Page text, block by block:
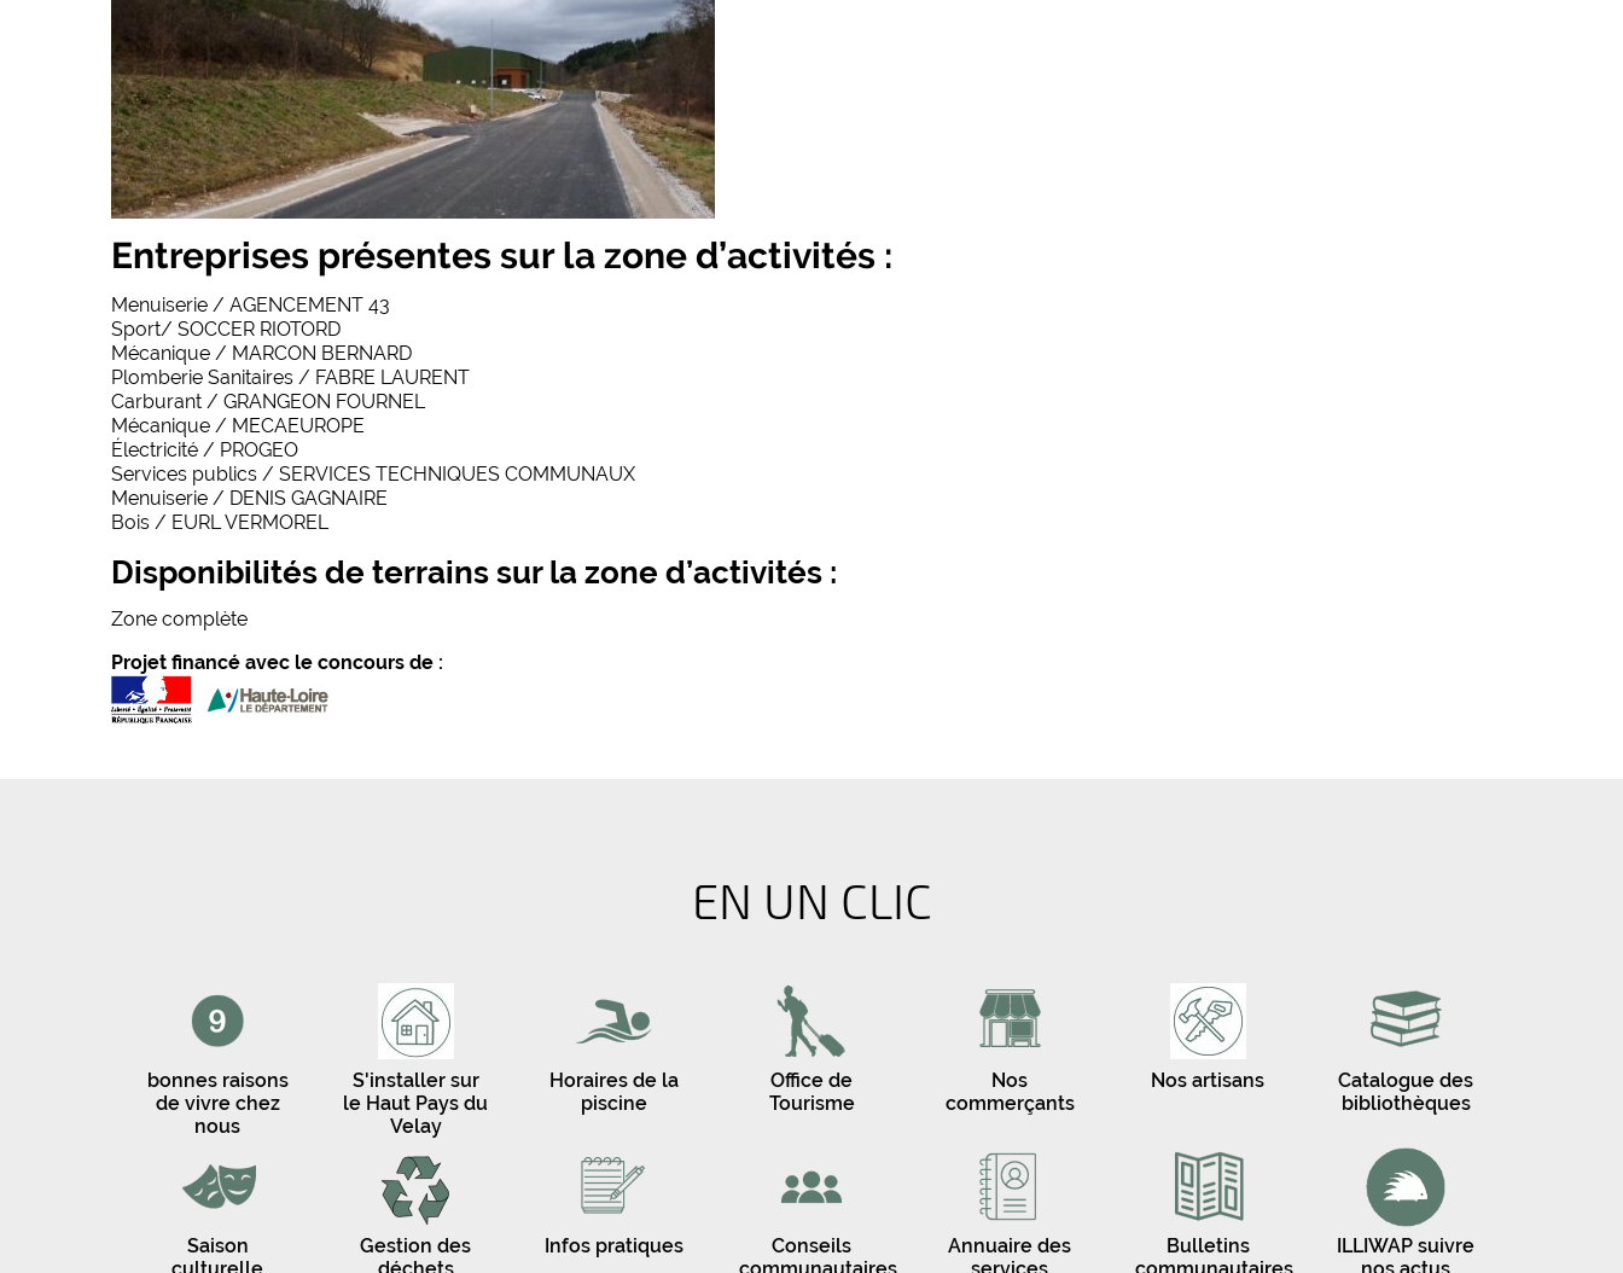
Entreprises présentes sur la zone d’activités :
Menuiserie / AGENCEMENT 43
Sport/ SOCCER RIOTORD
Mécanique / MARCON BERNARD
Plomberie Sanitaires / FABRE LAURENT
Carburant / GRANGEON FOURNEL
Mécanique / MECAEUROPE
Électricité / PROGEO
Services publics / SERVICES TECHNIQUES COMMUNAUX
Menuiserie / DENIS GAGNAIRE
Bois / EURL VERMOREL
Disponibilités de terrains sur la zone d’activités :
Zone complète
Projet financé avec le concours de :
EN UN CLIC
bonnes raisons
de vivre chez
nous
S'installer sur
le Haut Pays du
Velay
Horaires de la
piscine
Office de
Tourisme
Nos
commerçants
Nos artisans
Catalogue des
bibliothèques
Saison
Gestion des
Infos pratiques
Conseils
Annuaire des
Bulletins
ILLIWAP suivre